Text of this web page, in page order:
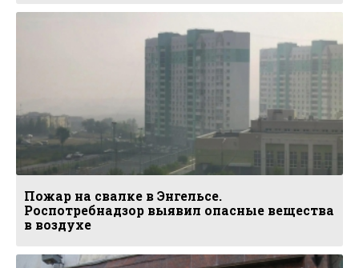
Пожар на свалке в Энгельсе.
Роспотребнадзор выявил опасные вещества
в воздухе